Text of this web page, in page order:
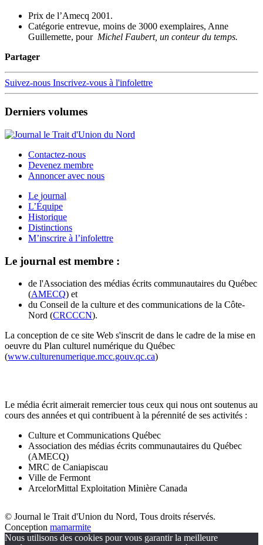
Prix de l’Amecq 2001.
Catégorie entrevue, moins de 3000 exemplaires, Anne
Guillemette, pour Michel Faubert, un conteur du temps.
Partager
Suivez-nous Inscrivez-vous à l'infolettre
Derniers volumes
Contactez-nous
Devenez membre
Annoncer avec nous
Le journal
L’Équipe
Historique
Distinctions
M’inscrire à l’infolettre
Le journal est membre :
de l'Association des médias écrits communautaires du Québec
(AMECQ) et
du Conseil de la culture et des communications de la Côte-
Nord (CRCCCN).
La conception de ce site Web s'inscrit de dans le cadre de la mise en
oeuvre du Plan culturel numérique du Québec
(www.culturenumerique.mcc.gouv.qc.ca)
Le média écrit aimerait remercier tous ceux qui nous ont soutenus au
cours des années et qui contribuent à la pérennité de ses activités :
Culture et Communications Québec
Association des médias écrits communautaires du Québec
(AMECQ)
MRC de Caniapiscau
Ville de Fermont
ArcelorMittal Exploitation Minière Canada
© Journal le Trait d'Union du Nord, Tous droits réservés.
Conception mamarmite
Nous utilisons des cookies pour vous garantir la meilleure